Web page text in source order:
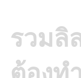
รวมลิ